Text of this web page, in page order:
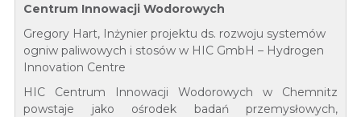
Centrum Innowacji Wodorowych
Gregory Hart, Inżynier projektu ds. rozwoju systemów
ogniw paliwowych i stosów w HIC GmbH – Hydrogen
Innovation Centre
HIC Centrum Innowacji Wodorowych w Chemnitz
powstaje jako ośrodek badań przemysłowych,